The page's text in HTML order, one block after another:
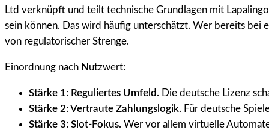
Ltd verknüpft und teilt technische Grundlagen mit
sein können. Das wird häufig unterschätzt. Wer bereits
von regulatorischer Strenge.
Einordnung nach Nutzwert:
Stärke 1: Reguliertes Umfeld. Die deutsche Lizenz
Stärke 2: Vertraute Zahlungslogik. Für deutsche
Stärke 3: Slot-Fokus. Wer vor allem virtuelle